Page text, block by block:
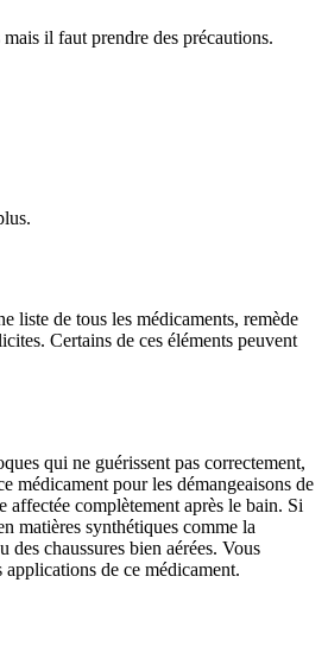
il faut prendre des précautions.
liste de tous les médicaments, remède
Certains de ces éléments peuvent
qui ne guérissent pas correctement,
médicament pour les démangeaisons de
affectée complètement après le bain. Si
matières synthétiques comme la
chaussures bien aérées. Vous
de ce médicament.